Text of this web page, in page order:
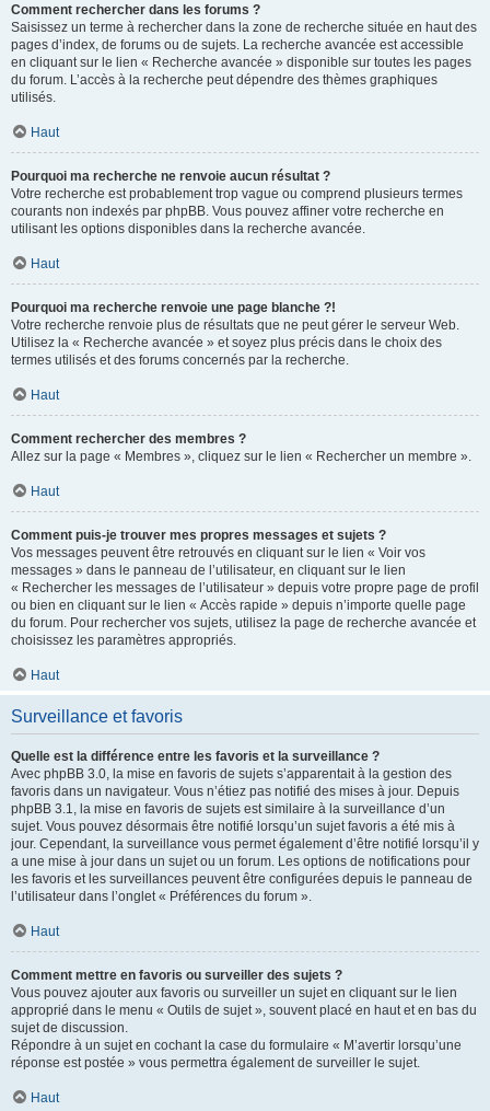
Comment rechercher dans les forums ?
Saisissez un terme à rechercher dans la zone de recherche située en haut des
pages d’index, de forums ou de sujets. La recherche avancée est accessible
en cliquant sur le lien « Recherche avancée » disponible sur toutes les pages
du forum. L’accès à la recherche peut dépendre des thèmes graphiques
utilisés.
Haut
Pourquoi ma recherche ne renvoie aucun résultat ?
Votre recherche est probablement trop vague ou comprend plusieurs termes
courants non indexés par phpBB. Vous pouvez affiner votre recherche en
utilisant les options disponibles dans la recherche avancée.
Haut
Pourquoi ma recherche renvoie une page blanche ?!
Votre recherche renvoie plus de résultats que ne peut gérer le serveur Web.
Utilisez la « Recherche avancée » et soyez plus précis dans le choix des
termes utilisés et des forums concernés par la recherche.
Haut
Comment rechercher des membres ?
Allez sur la page « Membres », cliquez sur le lien « Rechercher un membre ».
Haut
Comment puis-je trouver mes propres messages et sujets ?
Vos messages peuvent être retrouvés en cliquant sur le lien « Voir vos
messages » dans le panneau de l’utilisateur, en cliquant sur le lien
« Rechercher les messages de l’utilisateur » depuis votre propre page de profil
ou bien en cliquant sur le lien « Accès rapide » depuis n’importe quelle page
du forum. Pour rechercher vos sujets, utilisez la page de recherche avancée et
choisissez les paramètres appropriés.
Haut
Surveillance et favoris
Quelle est la différence entre les favoris et la surveillance ?
Avec phpBB 3.0, la mise en favoris de sujets s’apparentait à la gestion des
favoris dans un navigateur. Vous n’étiez pas notifié des mises à jour. Depuis
phpBB 3.1, la mise en favoris de sujets est similaire à la surveillance d’un
sujet. Vous pouvez désormais être notifié lorsqu’un sujet favoris a été mis à
jour. Cependant, la surveillance vous permet également d’être notifié lorsqu’il y
a une mise à jour dans un sujet ou un forum. Les options de notifications pour
les favoris et les surveillances peuvent être configurées depuis le panneau de
l’utilisateur dans l’onglet « Préférences du forum ».
Haut
Comment mettre en favoris ou surveiller des sujets ?
Vous pouvez ajouter aux favoris ou surveiller un sujet en cliquant sur le lien
approprié dans le menu « Outils de sujet », souvent placé en haut et en bas du
sujet de discussion.
Répondre à un sujet en cochant la case du formulaire « M’avertir lorsqu’une
réponse est postée » vous permettra également de surveiller le sujet.
Haut